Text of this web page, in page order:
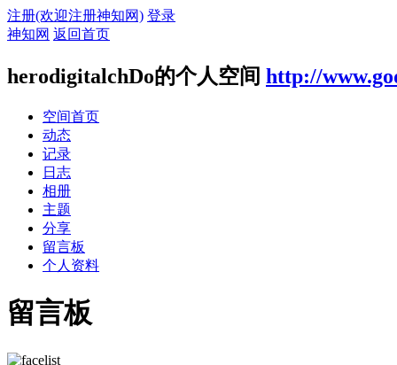
注册(欢迎注册神知网) 登录
神知网 返回首页
herodigitalchDo的个人空间 http://
空间首页
动态
记录
日志
相册
主题
分享
留言板
个人资料
留言板